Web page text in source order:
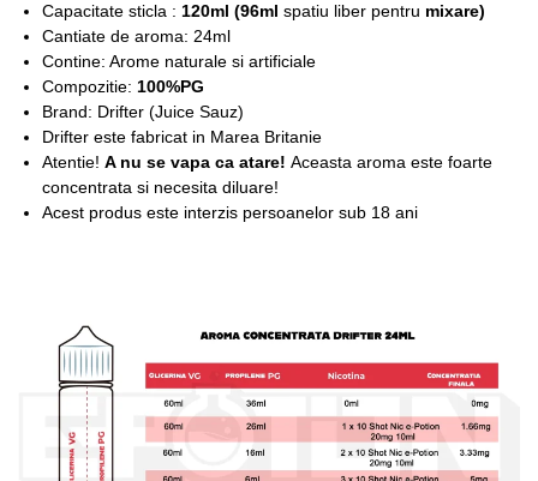
Capacitate sticla : 120ml (96ml spatiu liber pentru mixare)
Cantiate de aroma: 24ml
Contine: Arome naturale si artificiale
Compozitie: 100%PG
Brand: Drifter (Juice Sauz)
Drifter este fabricat in Marea Britanie
Atentie! A nu se vapa ca atare! Aceasta aroma este foarte
concentrata si necesita diluare!
Acest produs este interzis persoanelor sub 18 ani